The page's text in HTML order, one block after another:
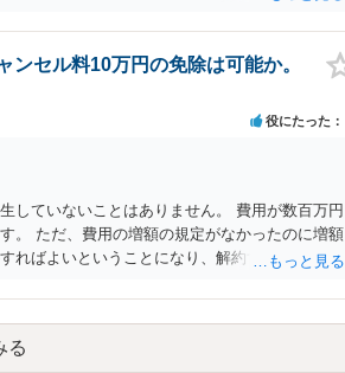
セル料10万円の免除は可能か。
役にたった
していないことはありません。 費用が数百万円
。 ただ、費用の増額の規定がなかったのに増額
ればよいということになり、解約するのは理由
る